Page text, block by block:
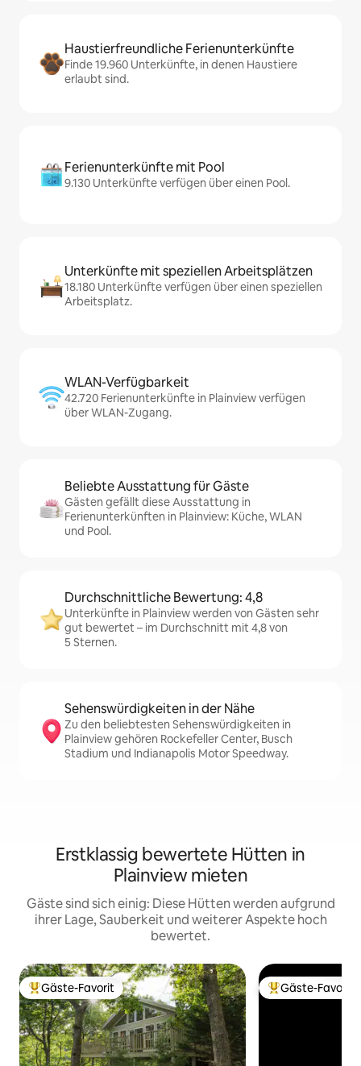
Haustierfreundliche Ferienunterkünfte
Finde 19.960 Unterkünfte, in denen Haustiere
erlaubt sind.
Ferienunterkünfte mit Pool
9.130 Unterkünfte verfügen über einen Pool.
Unterkünfte mit speziellen Arbeitsplätzen
18.180 Unterkünfte verfügen über einen speziellen
Arbeitsplatz.
WLAN-Verfügbarkeit
42.720 Ferienunterkünfte in Plainview verfügen
über WLAN-Zugang.
Beliebte Ausstattung für Gäste
Gästen gefällt diese Ausstattung in
Ferienunterkünften in Plainview: Küche, WLAN
und Pool.
Durchschnittliche Bewertung: 4,8
Unterkünfte in Plainview werden von Gästen sehr
gut bewertet – im Durchschnitt mit 4,8 von
5 Sternen.
Sehenswürdigkeiten in der Nähe
Zu den beliebtesten Sehenswürdigkeiten in
Plainview gehören Rockefeller Center, Busch
Stadium und Indianapolis Motor Speedway.
Erstklassig bewertete Hütten in
Plainview mieten
Gäste sind sich einig: Diese Hütten werden aufgrund
ihrer Lage, Sauberkeit und weiterer Aspekte hoch
bewertet.
Beliebter Gäste-Favorit.
Gäste-Favorit Beliebter Gäste-
Gäste-Favorit